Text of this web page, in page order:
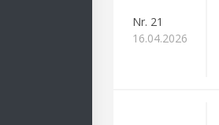
Nr. 21
16.04.2026